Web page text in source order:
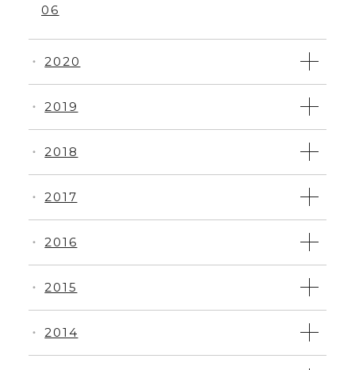
・ 2014
・ 2015
・ 2016
・ 2017
・ 2018
・ 2019
・ 2020
06